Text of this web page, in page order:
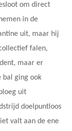
om direct
in de
uit, maar hij
falen,
maar er
bal ging ook
uit
doelpuntloos
valt aan de ene